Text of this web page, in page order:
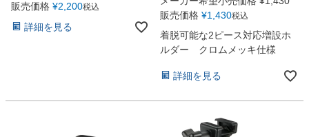
販売価格 ¥2,200税込
詳細を見る
販売価格 ¥1,430税込
着脱可能な2ピース対応増設ホ
ルダー クロムメッキ仕様
詳細を見る